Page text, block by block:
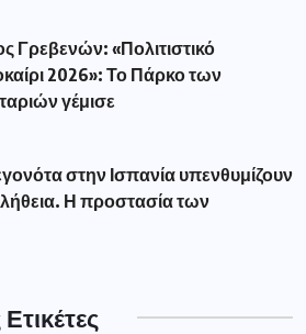
Γρεβενών: «Πολιτιστικό
2026»: Το Πάρκο των
γέμισε
στην Ισπανία υπενθυμίζουν
Η προστασία των